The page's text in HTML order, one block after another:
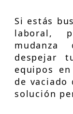
Si estás
laboral,
mudanza
despejar
equipos
de vaciado
solución